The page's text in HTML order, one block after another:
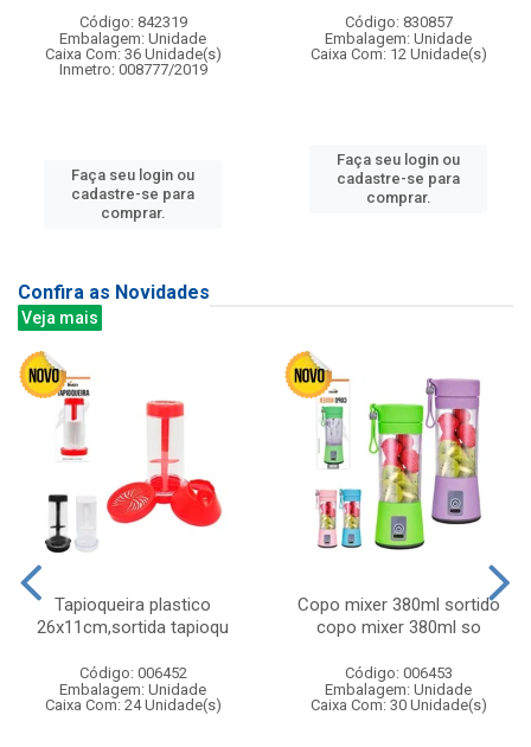
Código: 842319
Embalagem: Unidade
Caixa Com: 36 Unidade(s)
Inmetro: 008777/2019
Faça seu login ou
cadastre-se para
comprar.
Código: 830857
Embalagem: Unidade
Caixa Com: 12 Unidade(s)
Faça seu login ou
cadastre-se para
comprar.
Confira as Novidades
Veja mais
Tapioqueira plastico
26x11cm,sortida tapioqu
Código: 006452
Embalagem: Unidade
Caixa Com: 24 Unidade(s)
Copo mixer 380ml sortido
copo mixer 380ml so
Código: 006453
Embalagem: Unidade
Caixa Com: 30 Unidade(s)